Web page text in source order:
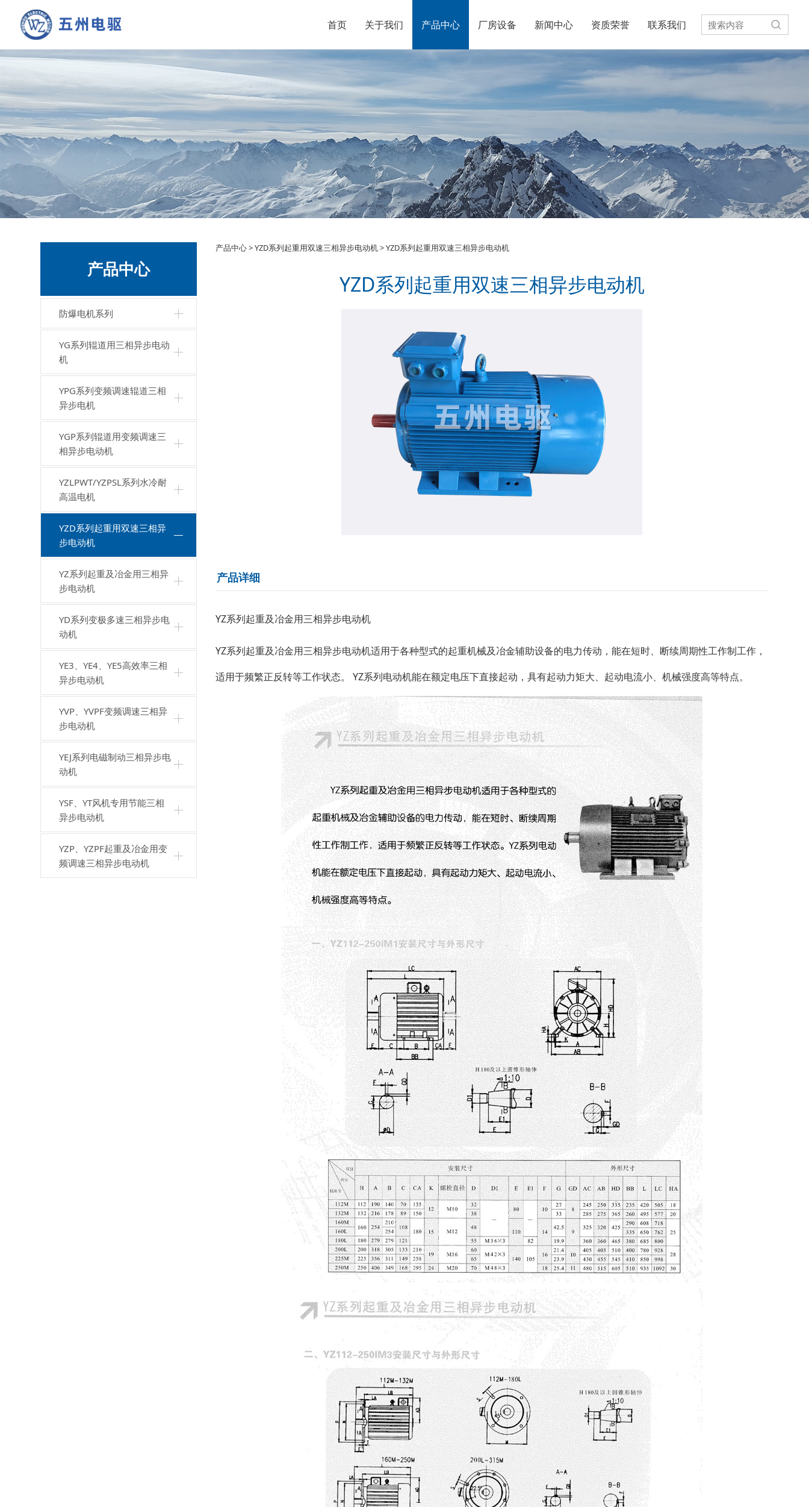
首页 关于我们 产品中心 厂房设备 新闻中心 资质荣誉 联系我们
产品中心
防爆电机系列
YG系列辊道用三相异步电动
机
YPG系列变频调速辊道三相
异步电机
YGP系列辊道用变频调速三
相异步电动机
YZLPWT/YZPSL系列水冷耐
高温电机
YZD系列起重用双速三相异
步电动机
YZ系列起重及冶金用三相异
步电动机
YD系列变极多速三相异步电
动机
YE3、YE4、YE5高效率三相
异步电动机
YVP、YVPF变频调速三相异
步电动机
YEJ系列电磁制动三相异步电
动机
YSF、YT风机专用节能三相
异步电动机
YZP、YZPF起重及冶金用变
频调速三相异步电动机
YZD系列起重用双速三相异步电动机
产品中心>YZD系列起重用双速三相异步电动机>YZD系列起重用双速三相异步电动机
YZD系列起重用双速三相异步电动机
产品详细
YZ系列起重及冶金用三相异步电动机
YZ系列起重及冶金用三相异步电动机适用于各种型式的起重机械及冶金辅助设备的电力传动，能在短时、断续周期性工作制工作，
适用于频繁正反转等工作状态。 YZ系列电动机能在额定电压下直接起动，具有起动力矩大、起动电流小、机械强度高等特点。